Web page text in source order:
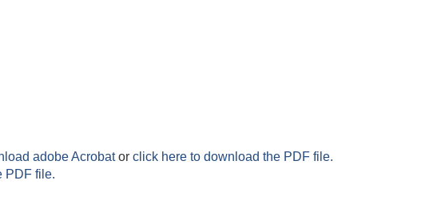
adobe Acrobator click here to download the PDF file.
PDF file.